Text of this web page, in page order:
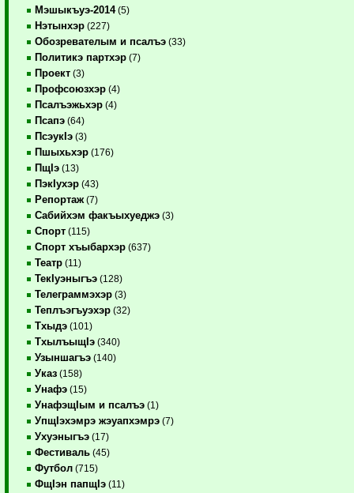
Мэшыкъуэ-2014(5)
Нэтынхэр (227)
Обозревателым и псалъэ (33)
Политикэ партхэр (7)
Проект (3)
Профсоюзхэр (4)
Псалъэжьхэр (4)
Псапэ (64)
ПсэукIэ (3)
Пшыхьхэр (176)
ПщIэ (13)
ПэкIухэр (43)
Репортаж (7)
Сабийхэм факъыхуеджэ (3)
Спорт (115)
Спорт хъыбархэр (637)
Театр (11)
ТекIуэныгъэ (128)
Телеграммэхэр (3)
Теплъэгъуэхэр (32)
Тхыдэ (101)
ТхылъыщIэ (340)
Узыншагъэ (140)
Указ (158)
Унафэ (15)
УнафэщIым и псалъэ (1)
УпщIэхэмрэ жэуапхэмрэ (7)
Ухуэныгъэ (17)
Фестиваль (45)
Футбол (715)
ФщIэн папщIэ (11)